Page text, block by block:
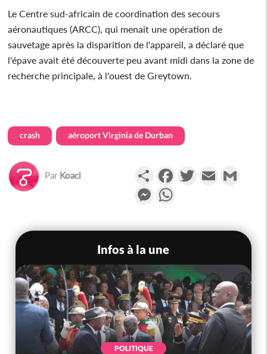
Le Centre sud-africain de coordination des secours
aéronautiques (ARCC), qui menait une opération de
sauvetage après la disparition de l'appareil, a déclaré que
l'épave avait été découverte peu avant midi dans la zone de
recherche principale, à l'ouest de Greytown.
crash aéroport Virginia de Durban
Par Koaci PartagerFacebookTwitterEmail
Messenger
Infos à la une
POLITIQUE